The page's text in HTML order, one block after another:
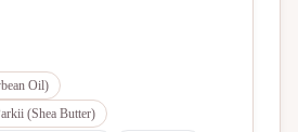
Oil)
(Shea Butter)